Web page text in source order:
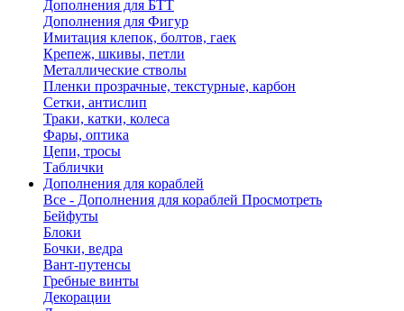
Дополнения для БТТ
Дополнения для Фигур
Имитация клепок, болтов, гаек
Крепеж, шкивы, петли
Металлические стволы
Пленки прозрачные, текстурные, карбон
Сетки, антислип
Траки, катки, колеса
Фары, оптика
Цепи, тросы
Таблички
Дополнения для кораблей
Все - Дополнения для кораблей Просмотреть
Бейфуты
Блоки
Бочки, ведра
Вант-путенсы
Гребные винты
Декорации